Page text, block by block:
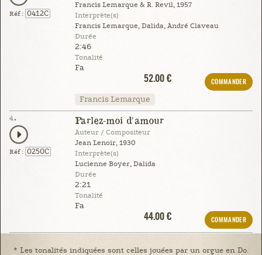
Réf : 0412C
Francis Lemarque & R. Revil, 1957
Interprète(s)
Francis Lemarque, Dalida, André Claveau
Durée
2:46
Tonalité
Fa
52.00 €
COMMANDER
Francis Lemarque
4.
Réf : 0250C
Parlez-moi d'amour
Auteur / Compositeur
Jean Lenoir, 1930
Interprète(s)
Lucienne Boyer, Dalida
Durée
2:21
Tonalité
Fa
44.00 €
COMMANDER
* Les tonalités indiquées sont celles jouées par un orgue en Do.